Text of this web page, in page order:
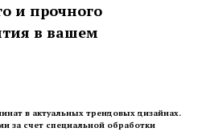
и прочного
в вашем
в актуальных трендовых дизайнах.
за счет специальной обработки